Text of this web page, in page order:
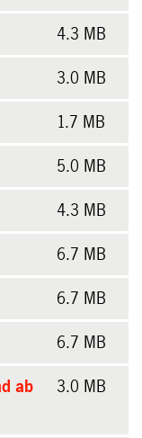
4.3 MB
3.0 MB
1.7 MB
5.0 MB
4.3 MB
6.7 MB
6.7 MB
6.7 MB
ab
3.0 MB